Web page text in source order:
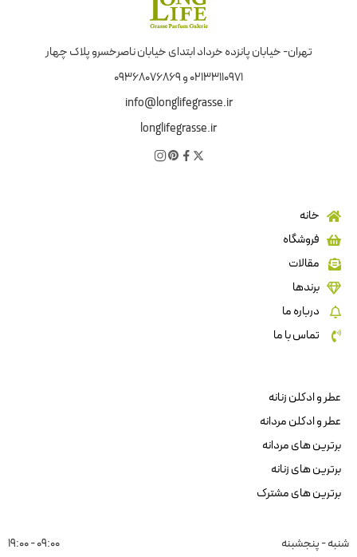
تهران- خیابان پانزده خرداد ابتدای خیابان ناصرخسرو پلاک چهار
02133110971 و 09368076869
info@longlifegrasse.ir
longlifegrasse.ir
خانه
فروشگاه
مقالات
برندها
درباره ما
تماس با ما
عطر و ادکلن زنانه
عطر و ادکلن مردانه
برترین های مردانه
برترین های زنانه
برترین های مشترک
شنبه - پنجشبنه 09:00 - 19:00